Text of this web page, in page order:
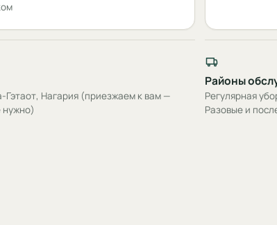
Гэтаот, Нагария (приезжаем к вам —
нужно)
Районы
Регулярная
Разовые и